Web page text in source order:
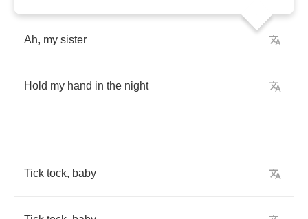
Ah, my sister
Hold my hand in the night
Tick tock, baby